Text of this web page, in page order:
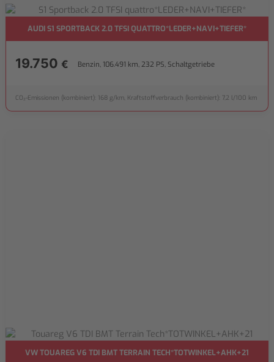
AUDI S1 SPORTBACK 2.0 TFSI QUATTRO*LEDER+NAVI+TIEFER*
19.750 € Benzin, 106.491 km, 232 PS, Schaltgetriebe
CO₂-Emissionen (kombiniert): 168 g/km, Kraftstoffverbrauch (kombiniert): 7,2 l/100 km
VW TOUAREG V6 TDI BMT TERRAIN TECH*TOTWINKEL+AHK+21